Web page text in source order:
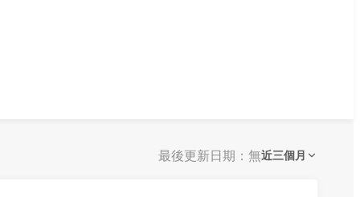
最後更新日期：無近三個月